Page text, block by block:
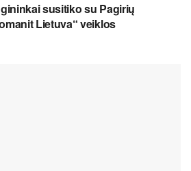
susitiko su Pagirių
Lietuva“ veiklos